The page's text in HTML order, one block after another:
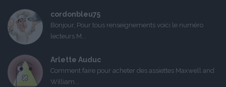
cordonbleu75
Bonjour, Pour tous renseignements voici le numéro
lecteurs M...
Arlette Auduc
Comment faire pour acheter des assiettes Maxwell and
William...